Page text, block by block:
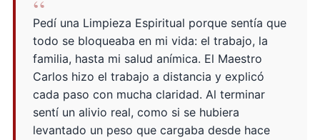
“
Pedí una Limpieza Espiritual porque sentía que
todo se bloqueaba en mi vida: el trabajo, la
familia, hasta mi salud anímica. El Maestro
Carlos hizo el trabajo a distancia y explicó
cada paso con mucha claridad. Al terminar
sentí un alivio real, como si se hubiera
levantado un peso que cargaba desde hace